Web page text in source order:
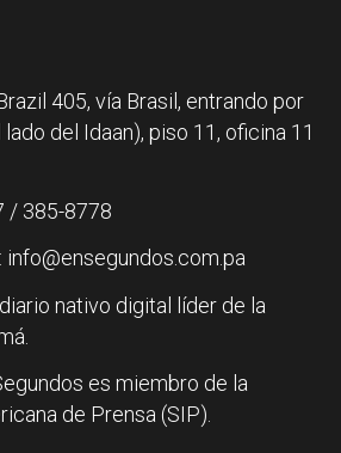
405, vía Brasil, entrando por
lado del Idaan), piso 11, oficina 11
/ 385-8778
nativo digital líder de la
es miembro de la
de Prensa (SIP).